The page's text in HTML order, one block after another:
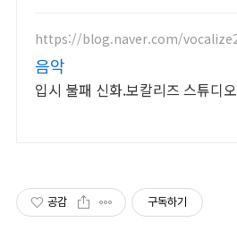
https://blog.naver.com/
음악
입시 불패 신화.보칼리즈 스튜디
공감 구독하기